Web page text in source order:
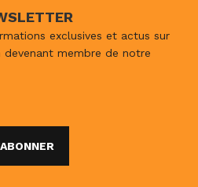
exclusives et actus sur
devenant membre de notre